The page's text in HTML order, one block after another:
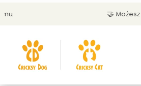
🤝 Możesz zapłacić przy